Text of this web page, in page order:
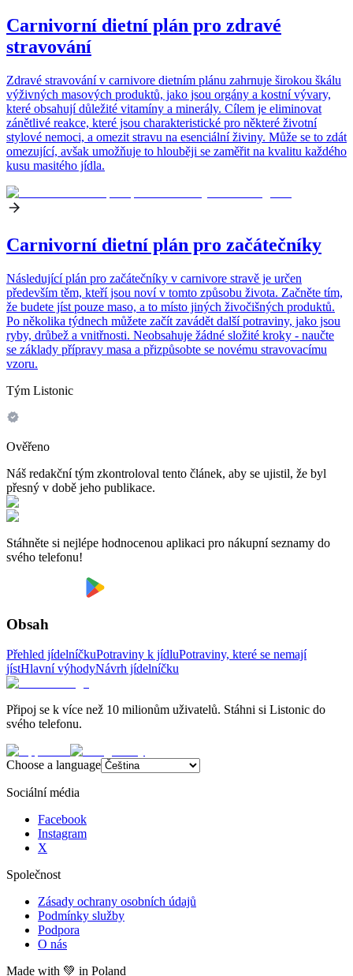
Carnivorní dietní plán pro zdravé
stravování
Zdravé stravování v carnivore dietním plánu zahrnuje širokou škálu
výživných masových produktů, jako jsou orgány a kostní vývary,
které obsahují důležité vitamíny a minerály. Cílem je eliminovat
zánětlivé reakce, které jsou charakteristické pro některé životní
stylové nemoci, a omezit stravu na esenciální živiny. Může se to zdát
omezující, avšak umožňuje to hlouběji se zaměřit na kvalitu každého
kusu masitého jídla.
Carnivorní dietní plán pro začátečníky
Následující plán pro začátečníky v carnivore stravě je určen
především těm, kteří jsou noví v tomto způsobu života. Začněte tím,
že budete jíst pouze maso, a to místo jiných živočišných produktů.
Po několika týdnech můžete začít zavádět další potraviny, jako jsou
ryby, drůbež a vnitřnosti. Neobsahuje žádné složité kroky - naučte
se základy přípravy masa a přizpůsobte se novému stravovacímu
vzoru.
Tým Listonic
Ověřeno
Náš redakční tým zkontroloval tento článek, aby se ujistil, že byl
přesný v době jeho publikace.
Stáhněte si nejlépe hodnocenou aplikaci pro nákupní seznamy do
svého telefonu!
Obsah
Přehled jídelníčkuPotraviny k jídluPotraviny, které se nemají
jístHlavní výhodyNávrh jídelníčku
Připoj se k více než 10 milionům uživatelů. Stáhni si Listonic do
svého telefonu.
Choose a language
Sociální média
Facebook
Instagram
X
Společnost
Zásady ochrany osobních údajů
Podmínky služby
Podpora
O nás
Made with 💚 in Poland